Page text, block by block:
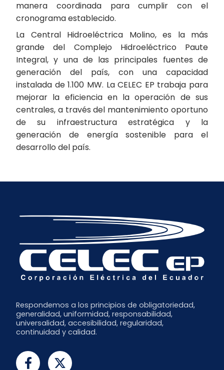
manera coordinada para cumplir con el
cronograma establecido.
La Central Hidroeléctrica Molino, es la más
grande del Complejo Hidroeléctrico Paute
Integral, y una de las principales fuentes de
generación del país, con una capacidad
instalada de 1.100 MW. La CELEC EP trabaja para
mejorar la eficiencia en la operación de sus
centrales, a través del mantenimiento oportuno
de su infraestructura estratégica y la
generación de energía sostenible para el
desarrollo del país.
Respondemos a los principios de obligatoriedad,
generalidad, uniformidad, responsabilidad,
universalidad, accesibilidad, regularidad,
continuidad y calidad.